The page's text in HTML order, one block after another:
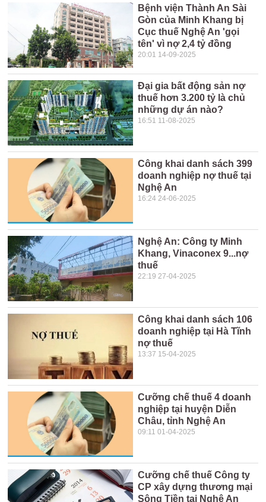
Bệnh viện Thành An Sài
Gòn của Minh Khang bị
Cục thuế Nghệ An 'gọi
tên' vì nợ 2,4 tỷ đồng
20:01 14-09-2025
Đại gia bất động sản nợ
thuế hơn 3.200 tỷ là chủ
những dự án nào?
16:51 11-08-2025
Công khai danh sách 399
doanh nghiệp nợ thuế tại
Nghệ An
16:24 24-06-2025
Nghệ An: Công ty Minh
Khang, Vinaconex 9...nợ
thuế
22:19 27-04-2025
Công khai danh sách 106
doanh nghiệp tại Hà Tĩnh
nợ thuế
13:37 15-04-2025
Cưỡng chế thuế 4 doanh
nghiệp tại huyện Diễn
Châu, tỉnh Nghệ An
09:11 01-04-2025
Cưỡng chế thuế Công ty
CP xây dựng thương mại
Sông Tiền tại Nghệ An